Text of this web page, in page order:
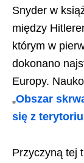
Snyder w
między
którym w
dokonano
Europy.
„Obszar
się z
Przyczyną tej